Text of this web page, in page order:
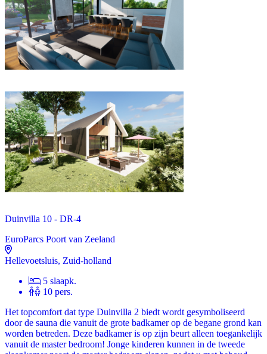
Duinvilla 10 - DR-4
EuroParcs Poort van Zeeland
Hellevoetsluis, Zuid-holland
5 slaapk.
10 pers.
Het topcomfort dat type Duinvilla 2 biedt wordt gesymboliseerd
door de sauna die vanuit de grote badkamer op de begane grond kan
worden betreden. Deze badkamer is op zijn beurt alleen toegankelijk
vanuit de master bedroom! Jonge kinderen kunnen in de tweede